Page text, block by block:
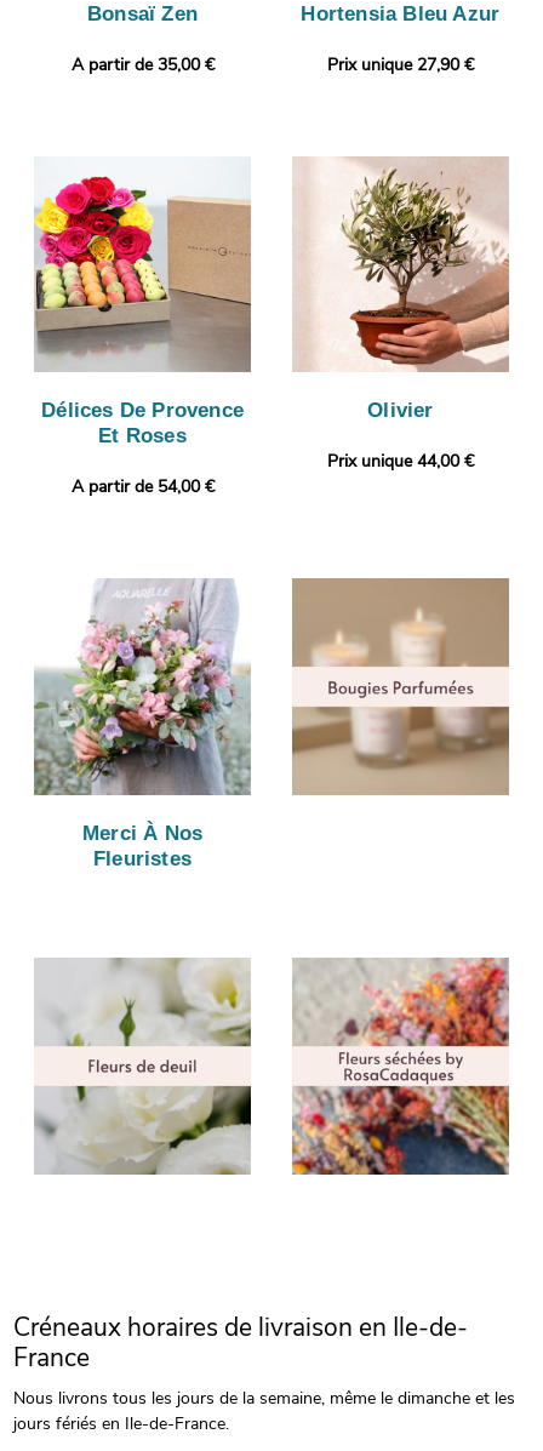
Bonsaï Zen
A partir de 35,00 €
Hortensia Bleu Azur
Prix unique 27,90 €
Délices De Provence
Et Roses
A partir de 54,00 €
Olivier
Prix unique 44,00 €
Merci À Nos
Fleuristes
Créneaux horaires de livraison en Ile-de-
France
Nous livrons tous les jours de la semaine, même le dimanche et les
jours fériés en Ile-de-France.